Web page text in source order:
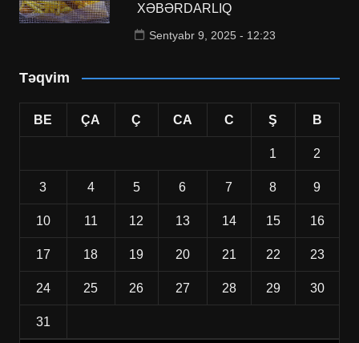
XƏBƏRDARLIQ
Sentyabr 9, 2025 - 12:23
Təqvim
BE ÇA Ç CA C Ş B
1 2
3 4 5 6 7 8 9
10 11 12 13 14 15 16
17 18 19 20 21 22 23
24 25 26 27 28 29 30
31